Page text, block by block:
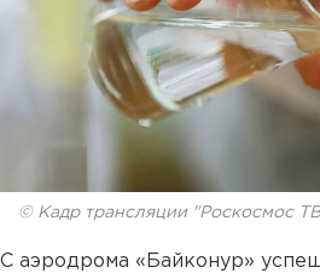
© Кадр трансляции "Роскосмос
С аэродрома «Байконур»